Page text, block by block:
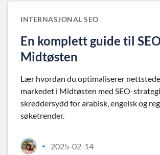
INTERNASJONAL SEO
En komplett guide til
Midtøsten
Lær hvordan du optimaliserer
markedet i Midtøsten med SEO-
skreddersydd for arabisk, engelsk og
søketrender.
• 2025-02-14